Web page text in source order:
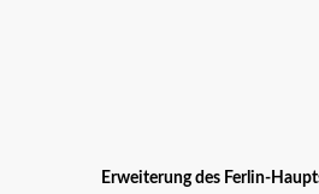
Erweiterung des Ferlin-